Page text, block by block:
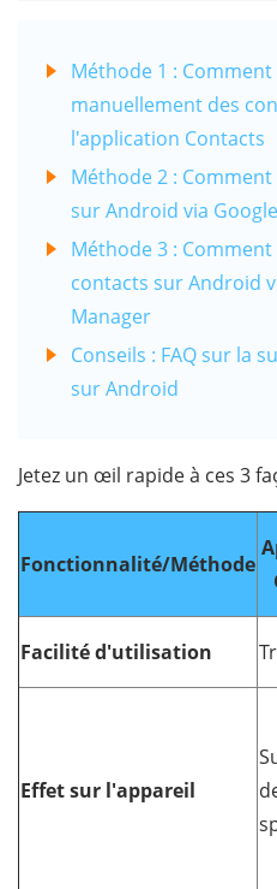
Méthode 1 :
manuellement des
l'application Contacts
Méthode 2 :
sur Android via
Méthode 3 :
contacts sur Android
Manager
Conseils : FAQ sur la
sur Android
Jetez un œil rapide à ces 3
Fonctionnalité/Méthode
Facilité d'utilisation
Effet sur l'appareil